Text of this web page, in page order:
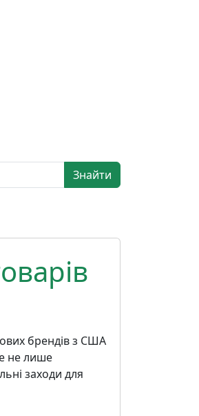
Знайти
брендів з США
не лише
заходи для